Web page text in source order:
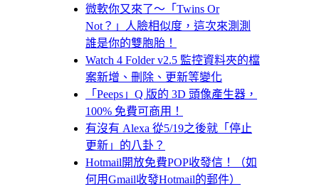
微軟你又來了～「Twins Or
Not？」人臉相似度，這次來測測
誰是你的雙胞胎！
Watch 4 Folder v2.5 監控資料夾的檔
案新增、刪除、更新等變化
「Peeps」Q 版的 3D 頭像產生器，
100% 免費可商用！
有沒有 Alexa 從5/19之後就「停止
更新」的八卦？
Hotmail開放免費POP收發信！（如
何用Gmail收發Hotmail的郵件）